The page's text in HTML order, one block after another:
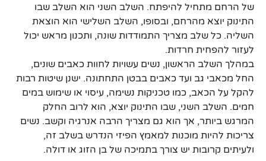
של הרחם מתחיל להיפתח. השלב השני הוא השלב שבו
התינוק יוצא מהרחם, ובסופו, השלב השלישי הוא הוצאת
השליה. כל שלב מצריך התמודדות שונה, ותכנון מראש יכול
לעזור להפחית חרדות.
במהלך השלב הראשון, נשים עשויות לחוות כאבים שונים,
החל מכאבי גב ועד כאבים בבטן התחתונה. ישנן שיטות רבות
להקל על הכאב, כמו טכניקות נשימה, עיסוי או שימוש במים
חמים. השלב השני, שבו התינוק יוצא, הוא לרוב החלק
המרגש ביותר, אך הוא גם מצריך הרבה אנרגיה וקשב. נשים
צריכות להיות מוכנות למאמץ הפיזי הנדרש בשלב זה,
ולעיתים קרובות יש צורך בתמיכה של בן הזוג או דולה.